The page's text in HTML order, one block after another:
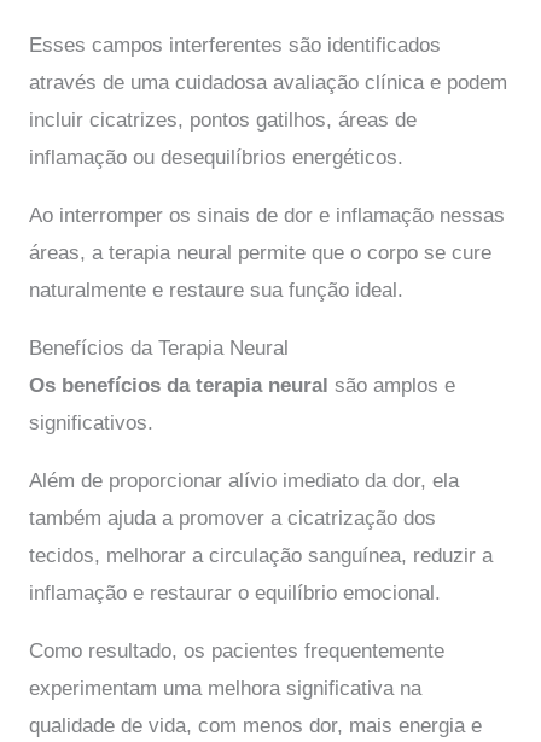
Esses campos interferentes são identificados
através de uma cuidadosa avaliação clínica e podem
incluir cicatrizes, pontos gatilhos, áreas de
inflamação ou desequilíbrios energéticos.
Ao interromper os sinais de dor e inflamação nessas
áreas, a terapia neural permite que o corpo se cure
naturalmente e restaure sua função ideal.
Benefícios da Terapia Neural
Os benefícios da terapia neural são amplos e
significativos.
Além de proporcionar alívio imediato da dor, ela
também ajuda a promover a cicatrização dos
tecidos, melhorar a circulação sanguínea, reduzir a
inflamação e restaurar o equilíbrio emocional.
Como resultado, os pacientes frequentemente
experimentam uma melhora significativa na
qualidade de vida, com menos dor, mais energia e